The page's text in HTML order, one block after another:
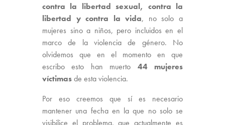
contra la libertad sexual, contra la
libertad y contra la vida, no solo a
mujeres sino a niños, pero incluidos en el
marco de la violencia de género. No
olvidemos que en el momento en que
escribo esto han muerto 44 mujeres
víctimasde esta violencia.
Por eso creemos que sí es necesario
mantener una fecha en la que no solo se
visibilice el problema, que actualmente es